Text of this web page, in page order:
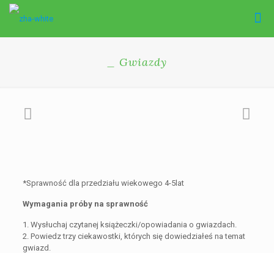
_ Gwiazdy
*Sprawność dla przedziału wiekowego 4-5lat
Wymagania próby na sprawność
1. Wysłuchaj czytanej książeczki/opowiadania o gwiazdach.
2. Powiedz trzy ciekawostki, których się dowiedziałeś na temat
gwiazd.